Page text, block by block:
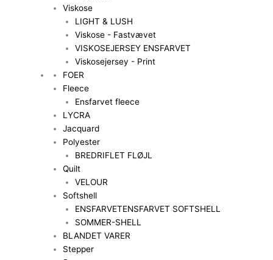
Viskose
LIGHT & LUSH
Viskose - Fastvævet
VISKOSEJERSEY ENSFARVET
Viskosejersey - Print
FOER
Fleece
Ensfarvet fleece
LYCRA
Jacquard
Polyester
BREDRIFLET FLØJL
Quilt
VELOUR
Softshell
ENSFARVETENSFARVET SOFTSHELL
SOMMER-SHELL
BLANDET VARER
Stepper